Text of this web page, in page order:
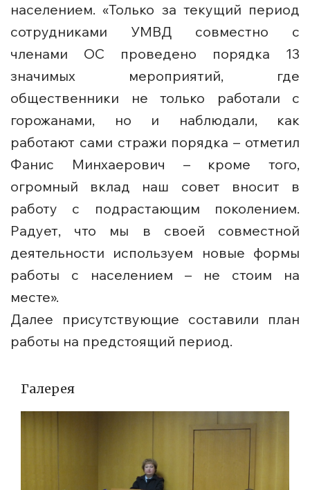
населением. «Только за текущий период
сотрудниками УМВД совместно с
членами ОС проведено порядка 13
значимых мероприятий, где
общественники не только работали с
горожанами, но и наблюдали, как
работают сами стражи порядка – отметил
Фанис Минхаерович – кроме того,
огромный вклад наш совет вносит в
работу с подрастающим поколением.
Радует, что мы в своей совместной
деятельности используем новые формы
работы с населением – не стоим на
месте».
Далее присутствующие составили план
работы на предстоящий период.
Галерея